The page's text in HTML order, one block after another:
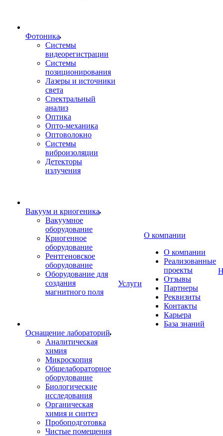
Фотоника
Cистемы
видеорегистрации
Системы
позиционирования
Лазеры и источники
света
Спектральный
анализ
Оптика
Опто-механика
Оптоволокно
Системы
виброизоляции
Детекторы
излучения
Вакуум и криогеника
Вакуумное
оборудование
Криогенное
оборудование
Рентгеновское
оборудование
Оборудование для
создания
магнитного поля
Оснащение лабораторий
Аналитическая
химия
Микроскопия
Общелабораторное
оборудование
Биологические
исследования
Органическая
химия и синтез
Пробоподготовка
Чистые помещения
Услуги
О компании
О компании
Реализованные
проекты
Отзывы
Партнеры
Реквизиты
Контакты
Карьера
База знаний